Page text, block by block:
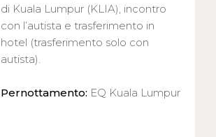
di Kuala Lumpur (KLIA), incontro
con l’autista e trasferimento in
hotel (trasferimento solo con
autista).
Pernottamento: EQ Kuala Lumpur